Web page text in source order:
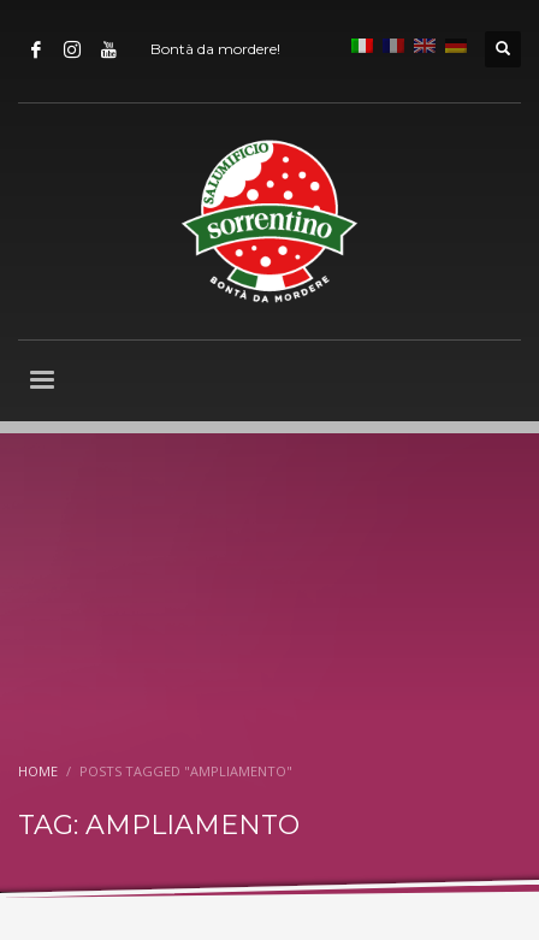
Bontà da mordere!
HOME POSTS TAGGED "AMPLIAMENTO"
TAG: AMPLIAMENTO